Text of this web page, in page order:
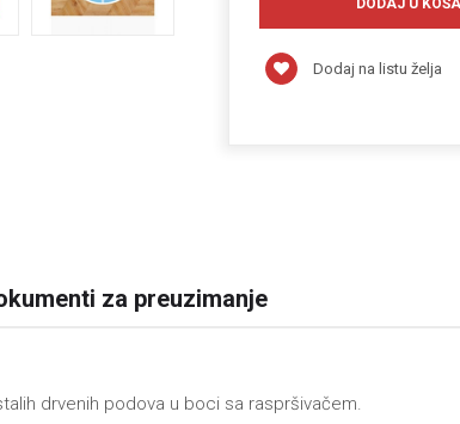
Dodaj na listu želja
za preuzimanje
drvenih podova u boci sa raspršivačem.